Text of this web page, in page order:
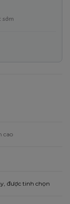
sớm
cao
được tinh chọn